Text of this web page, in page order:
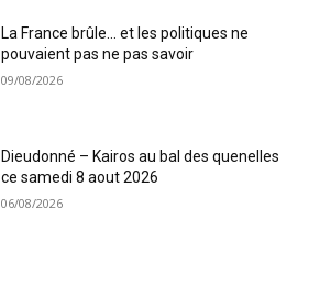
La France brûle… et les politiques ne
pouvaient pas ne pas savoir
09/08/2026
Dieudonné – Kairos au bal des quenelles
ce samedi 8 aout 2026
06/08/2026